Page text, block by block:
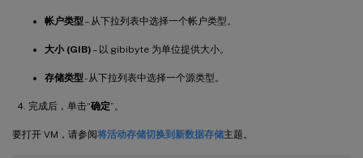
帐户类型– 从下拉列表中选择一个帐户类型。
大小 (GIB)– 以 gibibyte 为单位提供大小。
存储类型- 从下拉列表中选择一个源类型。
完成后，单击“确定”。
要打开 VM，请参阅将活动存储切换到新数据存储主题。